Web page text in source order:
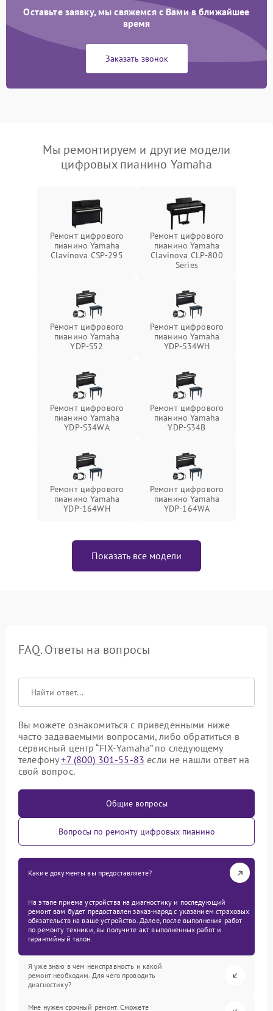
Оставьте заявку, мы свяжемся с Вами в ближайшее
время
Заказать звонок
Мы ремонтируем и другие модели
цифровых пианино Yamaha
Ремонт цифрового
пианино Yamaha
Clavinova CSP-295
Ремонт цифрового
пианино Yamaha
Clavinova CLP-800
Series
Ремонт цифрового
пианино Yamaha
YDP-S52
Ремонт цифрового
пианино Yamaha
YDP-S34WH
Ремонт цифрового
пианино Yamaha
YDP-S34WA
Ремонт цифрового
пианино Yamaha
YDP-S34B
Ремонт цифрового
пианино Yamaha
YDP-164WH
Ремонт цифрового
пианино Yamaha
YDP-164WA
Показать все модели
FAQ. Ответы на вопросы
Вы можете ознакомиться с приведенными ниже
часто задаваемыми вопросами, либо обратиться в
сервисный центр “FIX-Yamaha” по следующему
телефону+7 (800) 301-55-83 если не нашли ответ на
свой вопрос.
Общие вопросы
Вопросы по ремонту цифровых пианино
Какие документы вы предоставляете?
На этапе приема устройства на диагностику и последующий
ремонт вам будет предоставлен заказ-наряд с указанием страховых
обязательств на ваше устройство. Далее, после выполнения работ
по ремонту техники, вы получите акт выполненных работ и
гарантийный талон.
Я уже знаю в чем неисправность и какой
ремонт необходим. Для чего проводить
диагностику?
Мне нужен срочный ремонт. Сможете